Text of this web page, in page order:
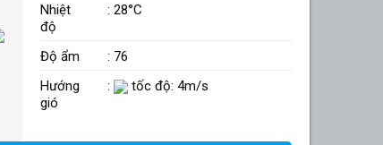
Nhiệt
độ
: 28°C
Độ ẩm
: 76
Hướng
gió
: tốc độ: 4m/s